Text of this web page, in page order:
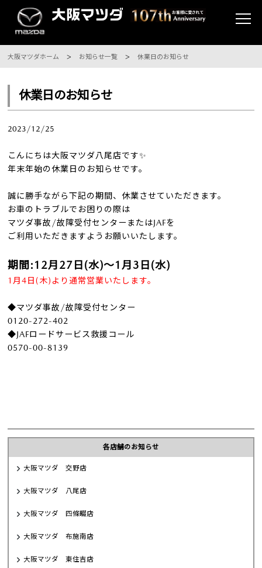
大阪マツダホーム お知らせ一覧 休業日のお知らせ
休業日のお知らせ
2023/12/25
こんにちは大阪マツダ八尾店です✨
年末年始の休業日のお知らせです。
誠に勝手ながら下記の期間、休業させていただきます。
お車のトラブルでお困りの際は
マツダ事故 /故障受付センターまたはJAFを
ご利用いただきますようお願いいたします。
期間 :12月27日(水)〜1 月3 日(水)
1 月 4 日(木)より通常営業いたします。
◆マツダ事故 /故障受付センター
0120-272-402
◆JAFロードサービス救援コール
0570-00-8139
各店舗のお知らせ
大阪マツダ 交野店
大阪マツダ 八尾店
大阪マツダ 四條畷店
大阪マツダ 布施南店
大阪マツダ 東住吉店